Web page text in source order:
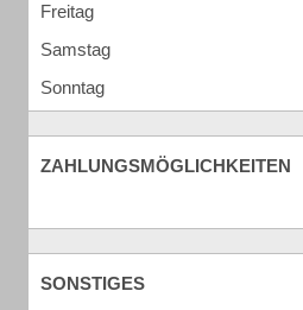
Freitag
Samstag
Sonntag
ZAHLUNGSMÖGLICHKEITEN
SONSTIGES